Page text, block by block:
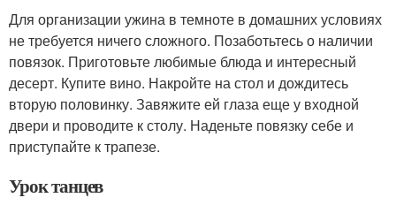
Для организации ужина в темноте в домашних условиях
не требуется ничего сложного. Позаботьтесь о наличии
повязок. Приготовьте любимые блюда и интересный
десерт. Купите вино. Накройте на стол и дождитесь
вторую половинку. Завяжите ей глаза еще у входной
двери и проводите к столу. Наденьте повязку себе и
приступайте к трапезе.
Урок танцев